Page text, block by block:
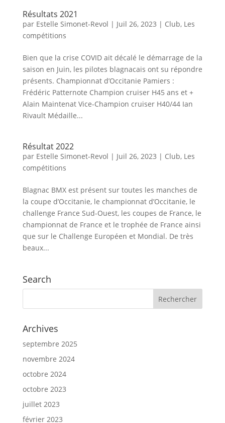
Résultats 2021
par Estelle Simonet-Revol | Juil 26, 2023 | Club, Les
compétitions
Bien que la crise COVID ait décalé le démarrage de la
saison en Juin, les pilotes blagnacais ont su répondre
présents. Championnat d’Occitanie Pamiers :
Frédéric Patternote Champion cruiser H45 ans et +
Alain Maintenat Vice-Champion cruiser H40/44 Ian
Rivault Médaille...
Résultat 2022
par Estelle Simonet-Revol | Juil 26, 2023 | Club, Les
compétitions
Blagnac BMX est présent sur toutes les manches de
la coupe d’Occitanie, le championnat d’Occitanie, le
challenge France Sud-Ouest, les coupes de France, le
championnat de France et le trophée de France ainsi
que sur le Challenge Européen et Mondial. De très
beaux...
Search
Archives
septembre 2025
novembre 2024
octobre 2024
octobre 2023
juillet 2023
février 2023